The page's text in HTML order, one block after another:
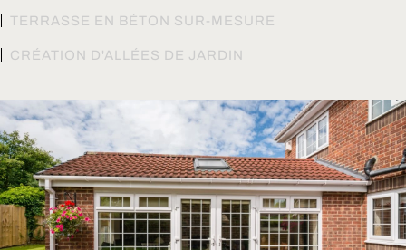
TERRASSE EN BÉTON SUR-MESURE
CRÉATION D'ALLÉES DE JARDIN